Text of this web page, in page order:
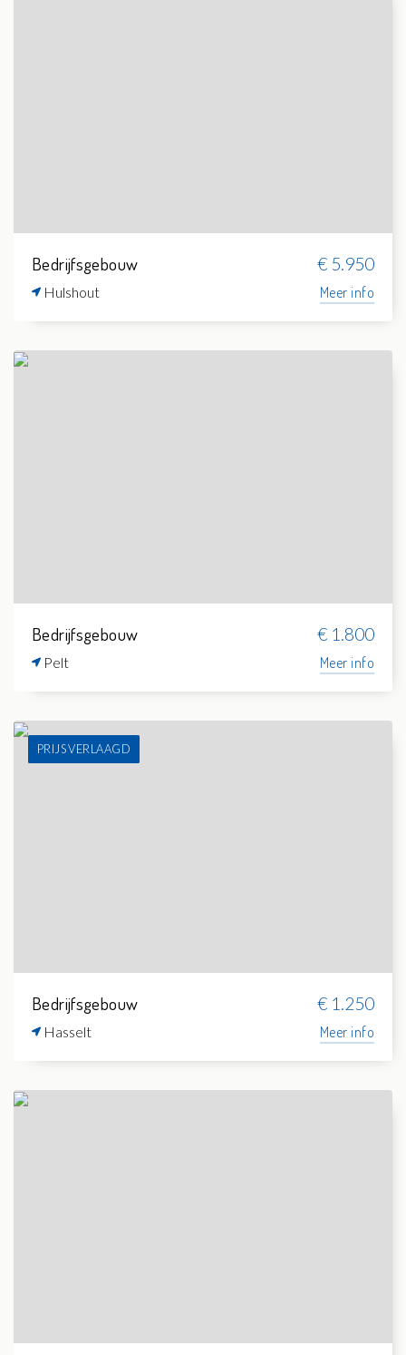
Bedrijfsgebouw € 5.950
Hulshout Meer info
Bedrijfsgebouw € 1.800
Pelt Meer info
PRIJS VERLAAGD
Bedrijfsgebouw € 1.250
Hasselt Meer info